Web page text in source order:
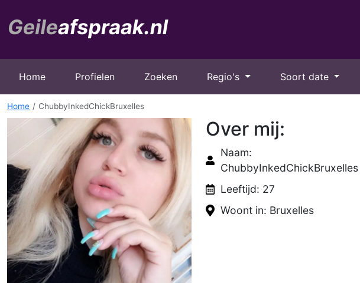
Home Profielen Zoeken Regio's Soort date
Home ChubbyInkedChickBruxelles
Over mij:
Naam:
ChubbyInkedChickBruxelles
Leeftijd: 27
Woont in: Bruxelles